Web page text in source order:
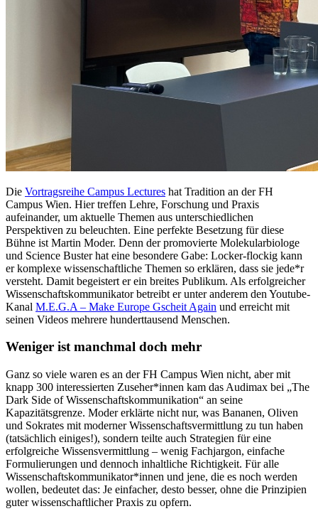
Die Vortragsreihe Campus Lectures hat Tradition an der FH
Campus Wien. Hier treffen Lehre, Forschung und Praxis
aufeinander, um aktuelle Themen aus unterschiedlichen
Perspektiven zu beleuchten. Eine perfekte Besetzung für diese
Bühne ist Martin Moder. Denn der promovierte Molekularbiologe
und Science Buster hat eine besondere Gabe: Locker-flockig kann
er komplexe wissenschaftliche Themen so erklären, dass sie jede*r
versteht. Damit begeistert er ein breites Publikum. Als erfolgreicher
Wissenschaftskommunikator betreibt er unter anderem den Youtube-
Kanal M.E.G.A – Make Europe Gscheit Again und erreicht mit
seinen Videos mehrere hunderttausend Menschen.
Weniger ist manchmal doch mehr
Ganz so viele waren es an der FH Campus Wien nicht, aber mit
knapp 300 interessierten Zuseher*innen kam das Audimax bei „The
Dark Side of Wissenschaftskommunikation“ an seine
Kapazitätsgrenze. Moder erklärte nicht nur, was Bananen, Oliven
und Sokrates mit moderner Wissenschaftsvermittlung zu tun haben
(tatsächlich einiges!), sondern teilte auch Strategien für eine
erfolgreiche Wissensvermittlung – wenig Fachjargon, einfache
Formulierungen und dennoch inhaltliche Richtigkeit. Für alle
Wissenschaftskommunikator*innen und jene, die es noch werden
wollen, bedeutet das: Je einfacher, desto besser, ohne die Prinzipien
guter wissenschaftlicher Praxis zu opfern.